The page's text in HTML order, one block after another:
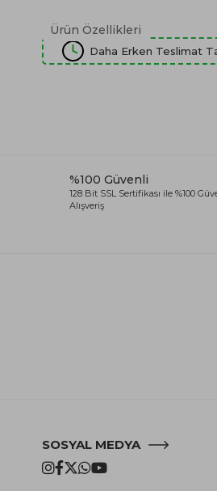
Ürün Özellikleri
Daha Erken Teslimat
%100 Güvenli
128 Bit SSL Sertifikası ile %100
Alışveriş
SOSYAL MEDYA